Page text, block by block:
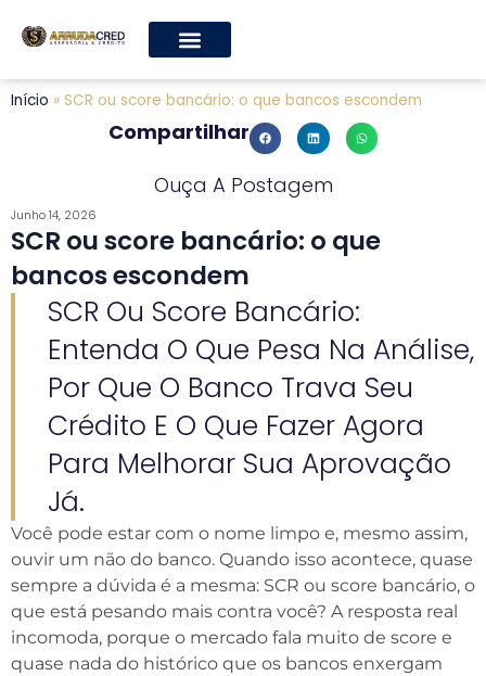
Início » SCR ou score bancário: o que bancos escondem
Compartilhar
Ouça A Postagem
Junho 14, 2026
SCR ou score bancário: o que
bancos escondem
SCR Ou Score Bancário:
Entenda O Que Pesa Na Análise,
Por Que O Banco Trava Seu
Crédito E O Que Fazer Agora
Para Melhorar Sua Aprovação
Já.
Você pode estar com o nome limpo e, mesmo assim,
ouvir um não do banco. Quando isso acontece, quase
sempre a dúvida é a mesma: SCR ou score bancário, o
que está pesando mais contra você? A resposta real
incomoda, porque o mercado fala muito de score e
quase nada do histórico que os bancos enxergam